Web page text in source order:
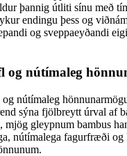
þannig útliti sínu með
endingu þess og
og sveppaeyðandi
nútímaleg
nútímaleg
sýna fjölbreytt úrval af
mjög gleypnum bambus
nútímalega fagurfræði